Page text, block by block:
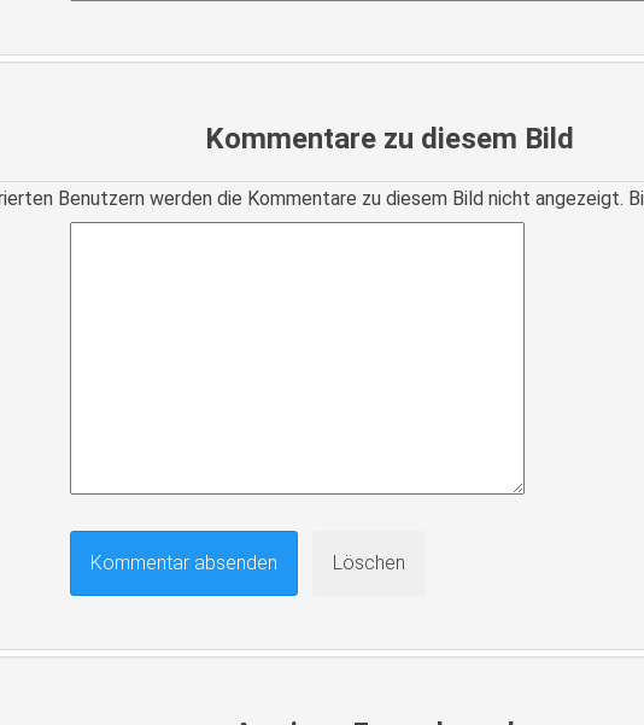
Kommentare zu diesem Bild
Benutzern werden die Kommentare zu diesem Bild nicht angezeigt.